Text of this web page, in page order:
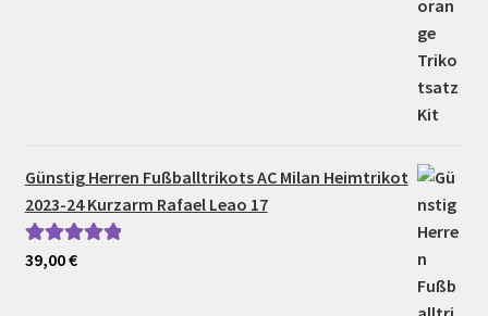
Günstig Herren Fußballtrikots AC Milan Heimtrikot
2023-24 Kurzarm Rafael Leao 17
Bewertet mit
39,00€